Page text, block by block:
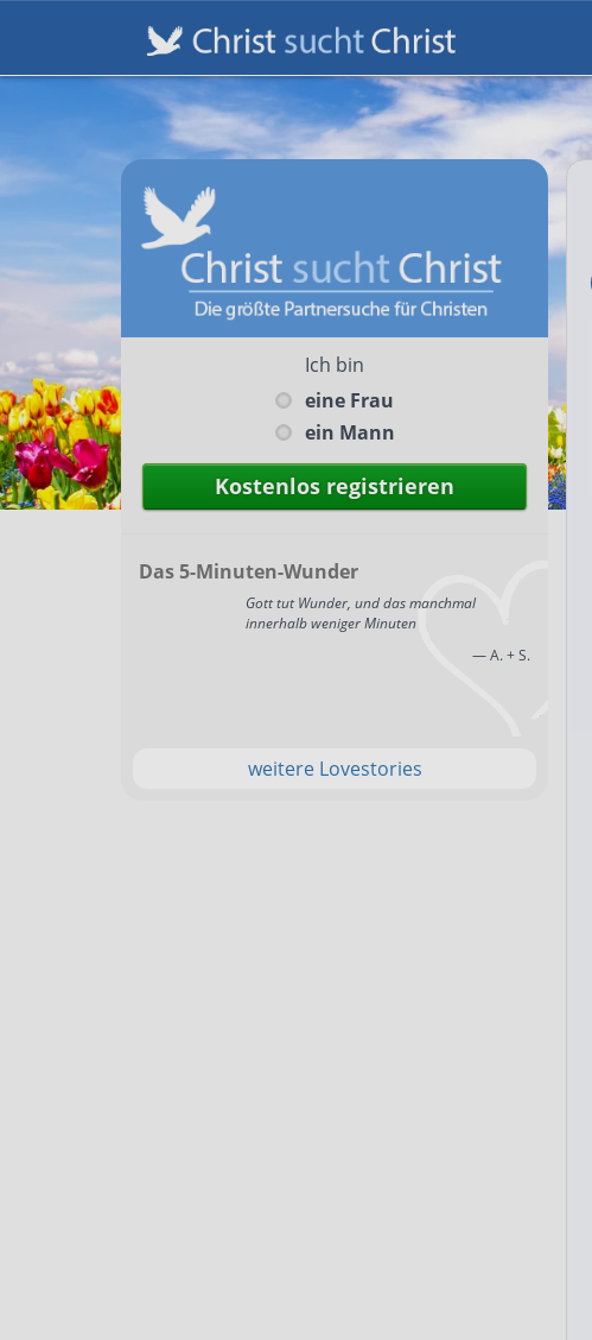
Ich bin
eine Frau
ein Mann
Kostenlos registrieren
Das 5-Minuten-Wunder
Gott tut Wunder, und das manchmal
innerhalb weniger Minuten
— A. + S.
weitere Lovestories